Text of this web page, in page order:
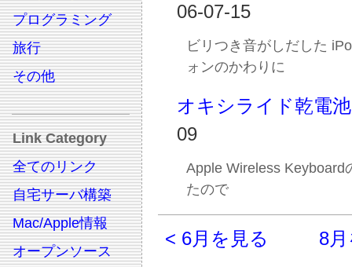
プログラミング
旅行
その他
Link Category
全てのリンク
自宅サーバ構築
Mac/Apple情報
オープンソース
06-07-15
ビリつき音がしだした
ォンのかわりに
オキシライド乾電池
09
Apple Wireless Keyboard
たので
< 6月を見る 8